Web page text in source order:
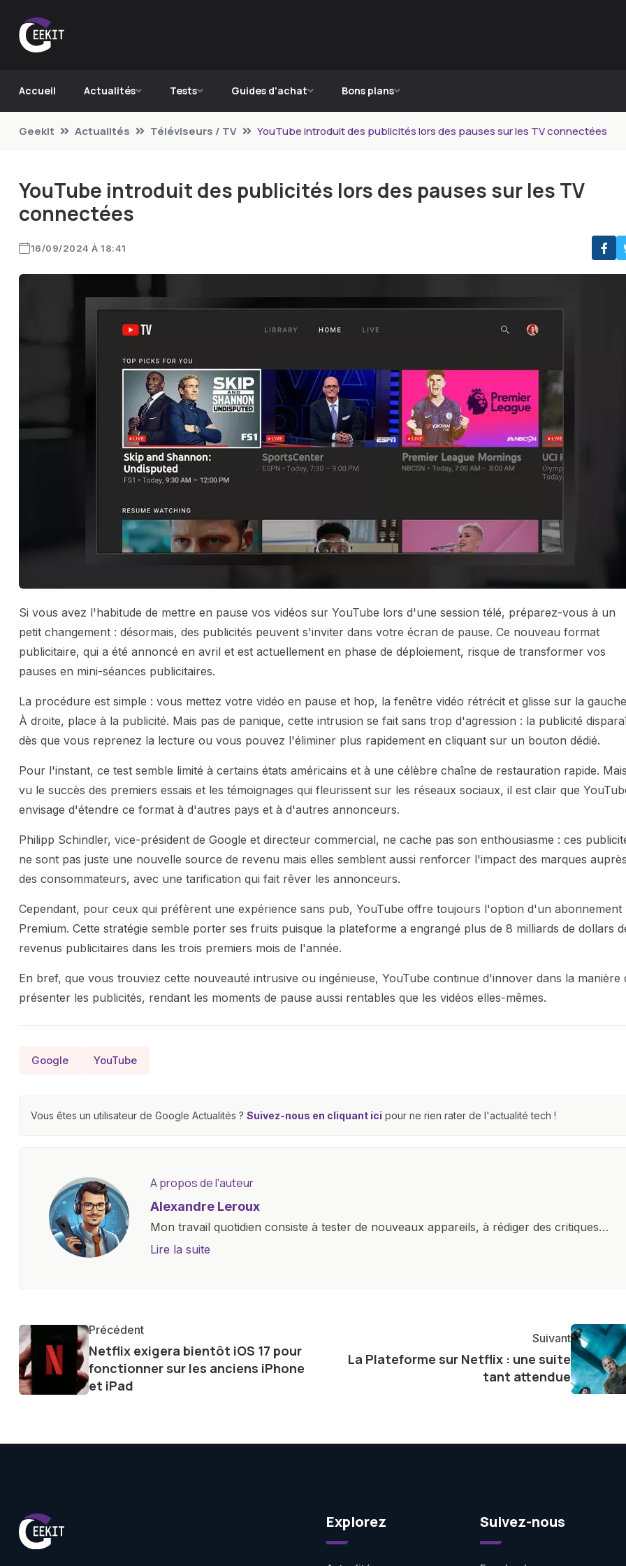
Accueil Actualités Tests Guides d'achat Bons plans
Geekit Actualités Téléviseurs / TV YouTube introduit des publicités lors des pauses sur les TV connectées
YouTube introduit des publicités lors des pauses sur les TV
connectées
16/09/2024 À 18:41
Si vous avez l'habitude de mettre en pause vos vidéos sur YouTube lors d'une session télé, préparez-vous à un
petit changement : désormais, des publicités peuvent s'inviter dans votre écran de pause. Ce nouveau format
publicitaire, qui a été annoncé en avril et est actuellement en phase de déploiement, risque de transformer vos
pauses en mini-séances publicitaires.
La procédure est simple : vous mettez votre vidéo en pause et hop, la fenêtre vidéo rétrécit et glisse sur la
À droite, place à la publicité. Mais pas de panique, cette intrusion se fait sans trop d'agression : la publicité
dès que vous reprenez la lecture ou vous pouvez l'éliminer plus rapidement en cliquant sur un bouton dédié.
Pour l'instant, ce test semble limité à certains états américains et à une célèbre chaîne de restauration rapide. Mais
vu le succès des premiers essais et les témoignages qui fleurissent sur les réseaux sociaux, il est clair que
envisage d'étendre ce format à d'autres pays et à d'autres annonceurs.
Philipp Schindler, vice-président de Google et directeur commercial, ne cache pas son enthousiasme : ces
ne sont pas juste une nouvelle source de revenu mais elles semblent aussi renforcer l'impact des marques auprès
des consommateurs, avec une tarification qui fait rêver les annonceurs.
Cependant, pour ceux qui préfèrent une expérience sans pub, YouTube offre toujours l'option d'un abonnement
Premium. Cette stratégie semble porter ses fruits puisque la plateforme a engrangé plus de 8 milliards de dollars
revenus publicitaires dans les trois premiers mois de l'année.
En bref, que vous trouviez cette nouveauté intrusive ou ingénieuse, YouTube continue d'innover dans la manière
présenter les publicités, rendant les moments de pause aussi rentables que les vidéos elles-mêmes.
Google YouTube
Vous êtes un utilisateur de Google Actualités ? Suivez-nous en cliquant ici pour ne rien rater de l'actualité tech !
A propos de l'auteur
Alexandre Leroux
Mon travail quotidien consiste à tester de nouveaux appareils, à rédiger des critiques
objectives, à couvrir des lancements de produits, et à interviewer des acteurs clés de
Lire la suite
Précédent
Netflix exigera bientôt iOS 17 pour
fonctionner sur les anciens iPhone
et iPad
Suivant
La Plateforme sur Netflix : une suite
tant attendue
Explorez Suivez-nous